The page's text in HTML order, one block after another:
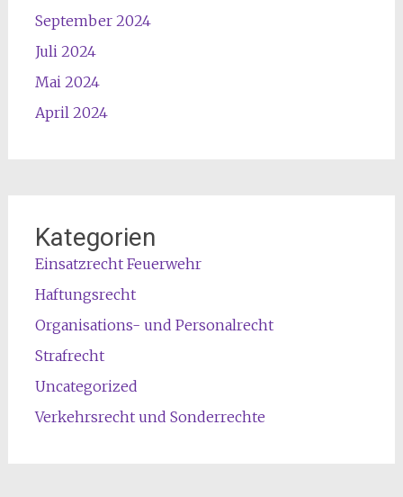
September 2024
Juli 2024
Mai 2024
April 2024
Kategorien
Einsatzrecht Feuerwehr
Haftungsrecht
Organisations- und Personalrecht
Strafrecht
Uncategorized
Verkehrsrecht und Sonderrechte